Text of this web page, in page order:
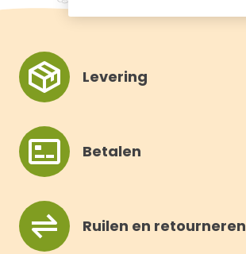
Levering
Betalen
Ruilen en retourneren